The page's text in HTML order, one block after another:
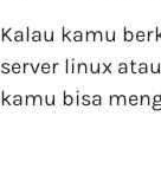
Kalau kamu
server linux
kamu bisa